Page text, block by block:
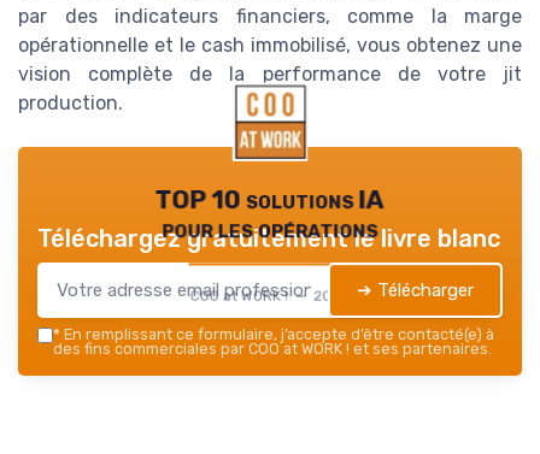
par des indicateurs financiers, comme la marge
opérationnelle et le cash immobilisé, vous obtenez une
vision complète de la performance de votre jit
production.
TOP 10 solutions IA
pour les opérations
COO at WORK ! — 2026
Téléchargez gratuitement le livre blanc
➔ Télécharger
* En remplissant ce formulaire, j’accepte d’être contacté(e) à
des fins commerciales par COO at WORK ! et ses partenaires.